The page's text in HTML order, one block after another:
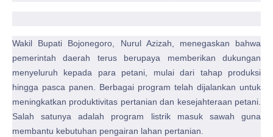
Wakil Bupati Bojonegoro, Nurul Azizah, menegaskan bahwa
pemerintah daerah terus berupaya memberikan dukungan
menyeluruh kepada para petani, mulai dari tahap produksi
hingga pasca panen. Berbagai program telah dijalankan untuk
meningkatkan produktivitas pertanian dan kesejahteraan petani.
Salah satunya adalah program listrik masuk sawah guna
membantu kebutuhan pengairan lahan pertanian.